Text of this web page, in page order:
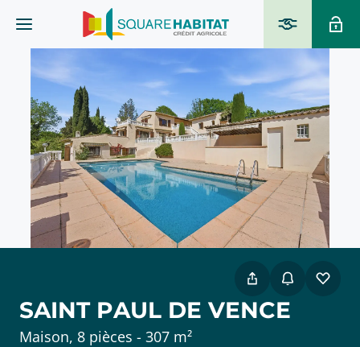
SAINT PAUL DE VENCE
Maison, 8 pièces - 307 m²